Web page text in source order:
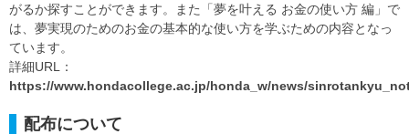
がるか探すことができます。また「夢を叶える お金の使い方 編」で
は、夢実現のためのお金の基本的な使い方を学ぶための内容となっ
ています。
詳細URL：
https://www.hondacollege.ac.jp/honda_w/news/
配布について